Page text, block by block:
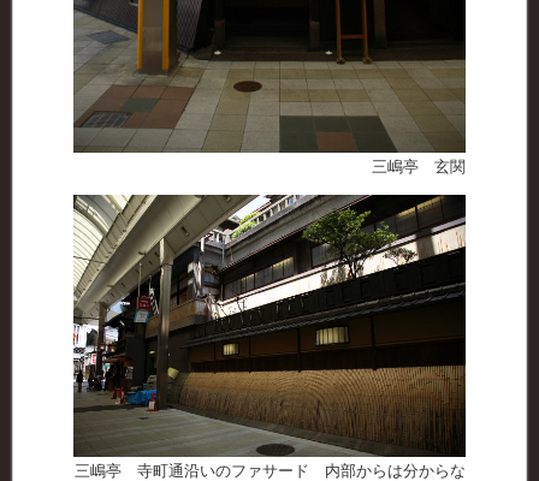
三嶋亭 玄関
三嶋亭 寺町通沿いのファサード 内部からは分からな